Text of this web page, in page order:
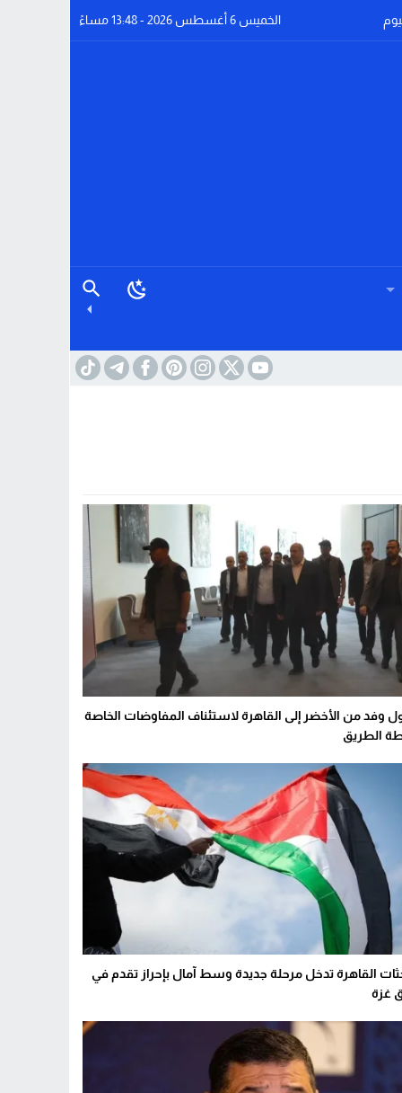
الخميس 6 أغسطس 2026 - 13:48 مساءً
وفد من الأخضر إلى القاهرة لاستئناف المفاوضات الخاصة
الطريق
القاهرة تدخل مرحلة جديدة وسط آمال بإحراز تقدم في
غزة